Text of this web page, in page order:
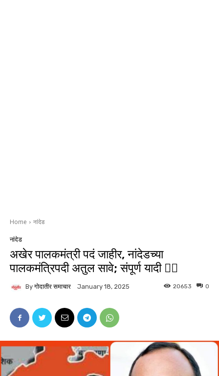
Home नांदेड
नांदेड
अखेर पालकमंत्री पदं जाहीर, नांदेडच्या
पालकमंत्रिपदी अतुल सावे; संपूर्ण यादी 👇🏻
By गोदातीर समाचार January 18, 2025 0
20653